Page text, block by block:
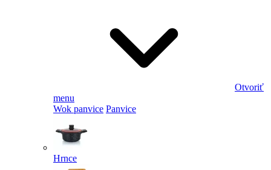
Otvoriť
menu
Wok panvice Panvice
Hrnce